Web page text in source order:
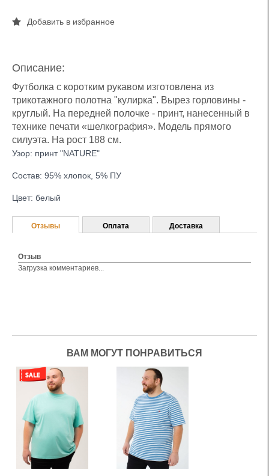
Добавить в избранное
Описание:
Футболка с коротким рукавом изготовлена из
трикотажного полотна "кулирка". Вырез горловины -
круглый. На передней полочке - принт, нанесенный в
технике печати «шелкография». Модель прямого
силуэта. На рост 188 см.
Узор: принт "NATURE"
Состав: 95% хлопок, 5% ПУ
Цвет: белый
Отзывы
Отзыв
Загрузка комментариев...
Оплата Доставка
ВАМ МОГУТ ПОНРАВИТЬСЯ